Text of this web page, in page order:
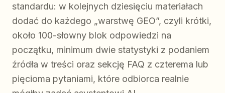
standardu: w kolejnych dziesięciu materiałach
dodać do każdego „warstwę GEO”, czyli krótki,
około 100-słowny blok odpowiedzi na
początku, minimum dwie statystyki z podaniem
źródła w treści oraz sekcję FAQ z czterema lub
pięcioma pytaniami, które odbiorca realnie